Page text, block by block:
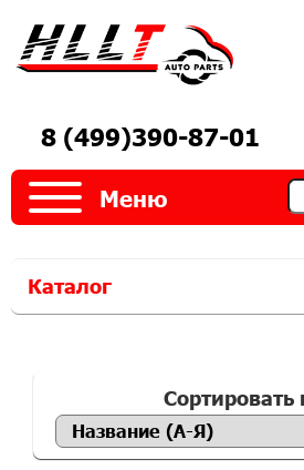
8 (499)390-87-01
Меню
Каталог
Сортировать